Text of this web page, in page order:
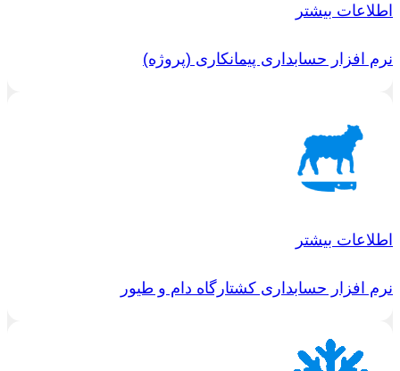
اطلاعات بیشتر
نرم افزار حسابداری پیمانکاری (پروژه)
اطلاعات بیشتر
نرم افزار حسابداری کشتارگاه دام و طیور